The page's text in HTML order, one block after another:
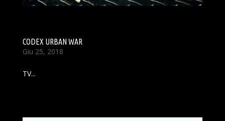
CODEX URBAN WAR
Giu 25, 2018
TV...